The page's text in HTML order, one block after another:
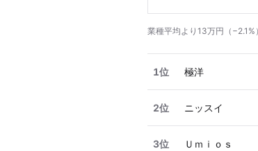
業種平均より13万円（
1位 極洋
2位 ニッスイ
3位 Ｕｍｉｏｓ